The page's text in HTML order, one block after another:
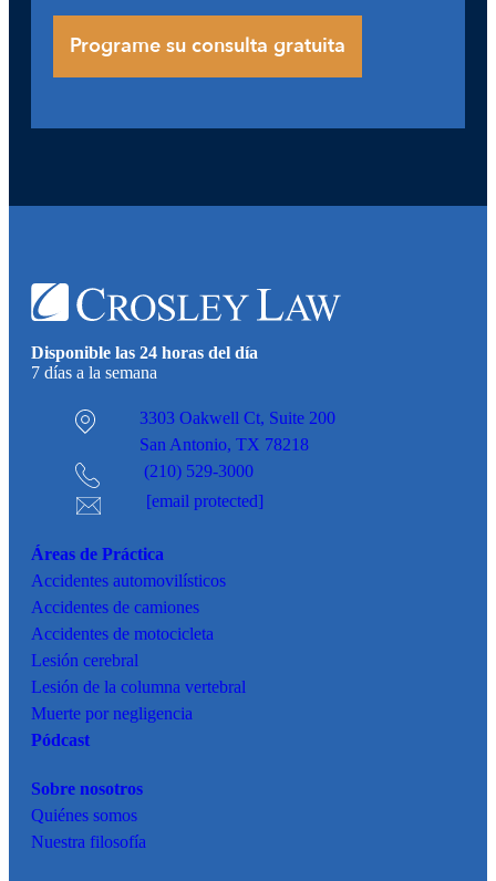
Disponible las 24 horas del día
7 días a la semana
3303 Oakwell Ct, Suite 200
San Antonio, TX 78218
(210) 529-3000
[email protected]
Áreas de Práctica
Accidentes automovilísticos
Accidentes de camiones
Accidentes de motocicleta
Lesión cerebral
Lesión de la columna vertebral
Muerte por negligencia
Pódcast
Sobre nosotros
Quiénes somos
Nuestra filosofía